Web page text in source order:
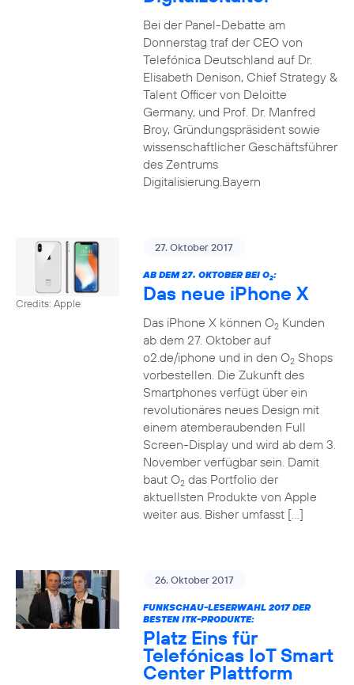
Bei der Panel-Debatte am
Donnerstag traf der CEO von
Telefónica Deutschland auf Dr.
Elisabeth Denison, Chief Strategy &
Talent Officer von Deloitte
Germany, und Prof. Dr. Manfred
Broy, Gründungspräsident sowie
wissenschaftlicher Geschäftsführer
des Zentrums
Digitalisierung.Bayern
Credits: Apple
27. Oktober 2017
AB DEM 27. OKTOBER BEI O2:
Das neue iPhone X
Das iPhone X können O2Kunden
ab dem 27. Oktober auf
o2.de/iphone und in den O2Shops
vorbestellen. Die Zukunft des
Smartphones verfügt über ein
revolutionäres neues Design mit
einem atemberaubenden Full
Screen-Display und wird ab dem 3.
November verfügbar sein. Damit
baut O2das Portfolio der
aktuellsten Produkte von Apple
weiter aus. Bisher umfasst […]
26. Oktober 2017
FUNKSCHAU-LESERWAHL 2017 DER
BESTEN ITK-PRODUKTE:
Platz Eins für
Telefónicas IoT Smart
Center Plattform